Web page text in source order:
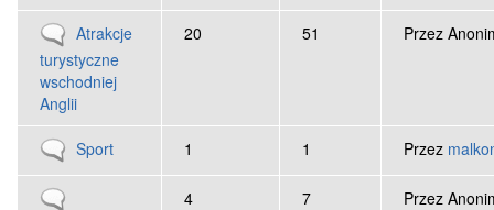
Brak nowych wpisów
Atrakcje
turystyczne
wschodniej
Anglii
20 51 Przez
Brak nowych wpisów
Sport 1 1 Przez
Brak nowych wpisów 4 7 Przez